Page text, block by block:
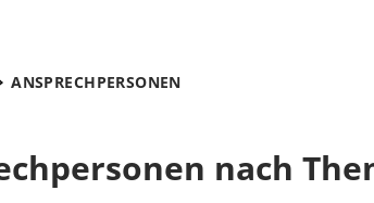
ANSPRECHPERSONEN
nach